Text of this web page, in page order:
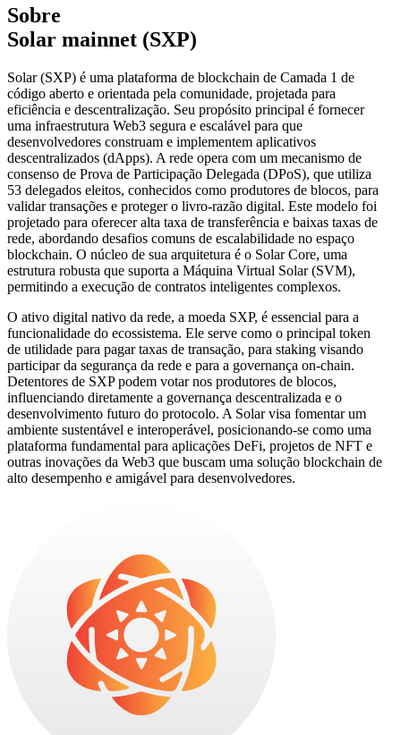
Sobre
Solar mainnet (SXP)
Solar (SXP) é uma plataforma de blockchain de Camada 1 de
código aberto e orientada pela comunidade, projetada para
eficiência e descentralização. Seu propósito principal é fornecer
uma infraestrutura Web3 segura e escalável para que
desenvolvedores construam e implementem aplicativos
descentralizados (dApps). A rede opera com um mecanismo de
consenso de Prova de Participação Delegada (DPoS), que utiliza
53 delegados eleitos, conhecidos como produtores de blocos, para
validar transações e proteger o livro-razão digital. Este modelo foi
projetado para oferecer alta taxa de transferência e baixas taxas de
rede, abordando desafios comuns de escalabilidade no espaço
blockchain. O núcleo de sua arquitetura é o Solar Core, uma
estrutura robusta que suporta a Máquina Virtual Solar (SVM),
permitindo a execução de contratos inteligentes complexos.
O ativo digital nativo da rede, a moeda SXP, é essencial para a
funcionalidade do ecossistema. Ele serve como o principal token
de utilidade para pagar taxas de transação, para staking visando
participar da segurança da rede e para a governança on-chain.
Detentores de SXP podem votar nos produtores de blocos,
influenciando diretamente a governança descentralizada e o
desenvolvimento futuro do protocolo. A Solar visa fomentar um
ambiente sustentável e interoperável, posicionando-se como uma
plataforma fundamental para aplicações DeFi, projetos de NFT e
outras inovações da Web3 que buscam uma solução blockchain de
alto desempenho e amigável para desenvolvedores.